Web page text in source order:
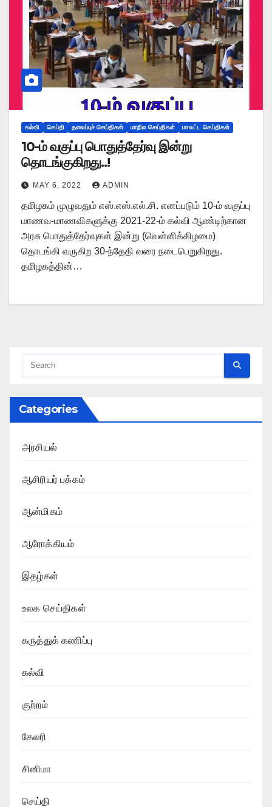
கல்வி செய்தி தலைப்புச் செய்திகள் மாநில செய்திகள் மாவட்ட செய்திகள்
10-ம் வகுப்பு பொதுத்தேர்வு இன்று
தொடங்குகிறது..!
MAY 6, 2022 ADMIN
தமிழகம் முழுவதும் எஸ்.எஸ்.எல்.சி. எனப்படும் 10-ம் வகுப்பு
மாணவ-மாணவிகளுக்கு 2021-22-ம் கல்வி ஆண்டிற்கான
அரசு பொதுத்தேர்வுகள் இன்று (வெள்ளிக்கிழமை)
தொடங்கி வருகிற 30-ந்தேதி வரை நடைபெறுகிறது.
தமிழகத்தின்…
Categories
அரசியல்
ஆசிரியர் பக்கம்
ஆன்மிகம்
ஆரோக்கியம்
இதழ்கள்
உலக செய்திகள்
கருத்துக் கணிப்பு
கல்வி
குற்றம்
கேலரி
சினிமா
செய்தி